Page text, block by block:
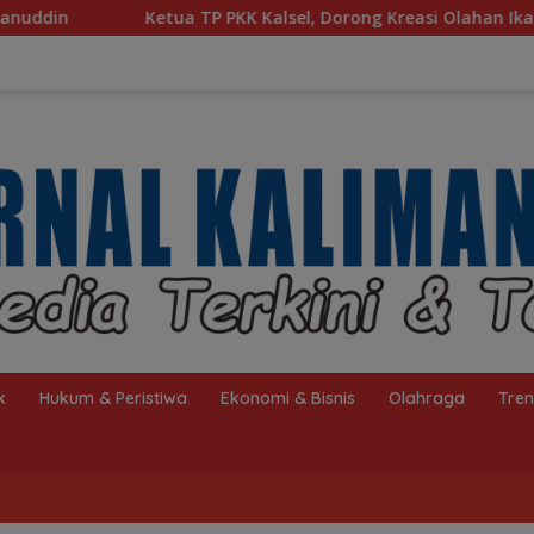
Dorong Kreasi Olahan Ikan Hingga Tingkat Nasional
Hukum & Peristiwa Ekonomi & Bisnis Olahraga